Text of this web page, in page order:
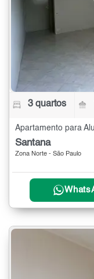
3 quartos
Apartamento para
Santana
Zona Norte - São Paulo